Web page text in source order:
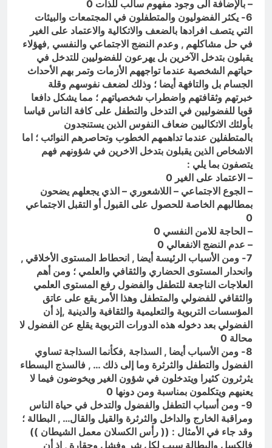
– بالإضافة الى وجود مفهوم سالب للذات 0
6- يكثر الفضوليون والمتطفلون في المجتمعات والبيئات
التي يتصف افرادها بالضعف والاتكالية والاعتماد على الغير
في حل مشاكلهم , وعدم النضج الاجتماعي والنفسي ,فهؤلاء
يقبلون بتدخل الآخرين بل يهرعون للفضوليين للتدخل في
حياتهم الشخصية عندما تواجههم الأزمات وتمر بهم الأحداث
الجسام بل والتافهة أيضا ؛ وذلك لضعف نفوسهم وقلة
خبرتهم وثقافتهم واضطراب شخصياتهم ؛ مما يشكل دافعا
قويا للفضوليين في التدخل والتطفل على كافة الناس قياسا
بأولئك الاتكاليين ضعاف النفوس الذين يستنجدون
بالمتطفلين عندما تداهمهم الخطوب وتحاصرهم النوائب ؛ اما
الاشخاص الذين يقبلون بتدخل الاخرين في شؤونهم فهم
يتصفون بما يلي :
– الاعتماد على الغير 0
– الجوع الاجتماعي – اللاشعوري – الذي يجعلهم يضحون
بمطالبهم الخاصة للحصول على القبول أو التقبل الاجتماعي
0
– الحاجة للامن النفسي 0
– عدم النضج الانفعالي 0
7- ومن الأسباب الرئيسة أيضا , انحطاط المستوى الأخلاقي ,
وانحدار المستوى الحضاري والثقافي والعلمي ؛ ومن أهم
العلاجات الناجعة للتطفل والفضول رفع المستوى العلمي
والثقافي للفضولي والمتطفل وهذا الأمر يقع على عاتق
المؤسسات التربوية والتعليمية والثقافية والدينية ,إذ أن
الفضولي بعد دخوله هذه الدورات التربوية يقلع عن الفضول لا
محالة 0
8- ومن الأسباب أيضا , السذاجة ,فكأنما السذاجة تساوي
الفضول والتطفل والثرثرة وما إلى ذلك … , فالسذج البسطاء
يثرثرون كثيرا ويتدخلون في شؤون الغير ويخوضون فيما لا
يعنيهم ويتكلمون بمناسبة ومن دونها 0
9- ومن أسباب التطفل والفضول والتدخل في حياة الناس
ومراقبة الخارج والداخل والثرثرة والقيل والقال… , البطالة ؛
وقد جاء في الأمثال : (( رأس الكسلان معمل الشيطان ))
فالكسل والبطالة سبب لكل شر وفشل وحقارة , إذ أن